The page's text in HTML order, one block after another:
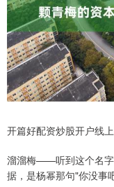
开篇好配资炒股开户线上
溜溜梅——听到这个名字
据，是杨幂那句"你没事